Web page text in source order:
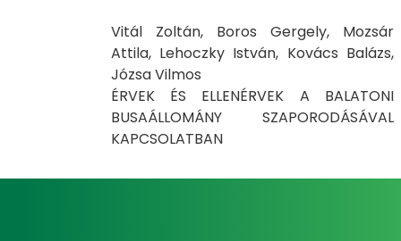
Vitál Zoltán, Boros Gergely, Mozsár
Attila, Lehoczky István, Kovács Balázs,
Józsa Vilmos
ÉRVEK ÉS ELLENÉRVEK A BALATONI
BUSAÁLLOMÁNY SZAPORODÁSÁVAL
KAPCSOLATBAN